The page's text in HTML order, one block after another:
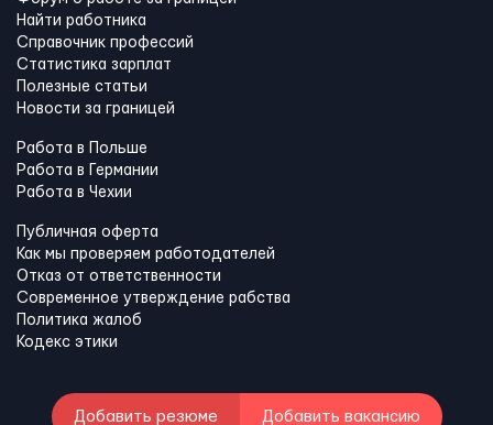
Найти работника
Справочник профессий
Статистика зарплат
Полезные статьи
Новости за границей
Работа в Польше
Работа в Германии
Работа в Чехии
Публичная оферта
Как мы проверяем работодателей
Отказ от ответственности
Современное утверждение рабства
Политика жалоб
Кодекс этики
Добавить резюме Добавить вакансию